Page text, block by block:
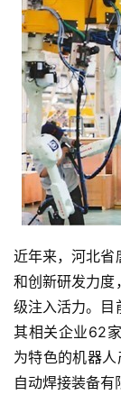
近年来，河北省
和创新研发力度
级注入活力。目
其相关企业62
为特色的机器
自动焊接装备